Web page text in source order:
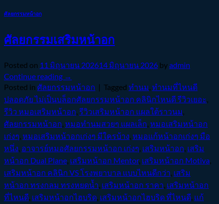
ศัลยกรรมหน้าอก
ศัลยกรรมเสริมหน้าอก
Posted on 11 มิถุนายน 202614 มิถุนายน 2026 byadmin
Continue reading →
Posted in ศัลยกรรมหน้าอก | Tagged ทำนม, ทำนมที่ไหนดี
ปลอดภัย ไม่เป็นบล็อกศัลยกรรมหน้าอก คลินิกไหนดี รีวิวเยอะ,
รีวิว หมอเสริมหน้าอก, รีวิวเสริมหน้าอก แผลใต้ราวนม,
ศัลยกรรมหน้าอก, หมอทำนมสวยๆ แผลเล็ก, หมอเสริมหน้าอก
เก่งๆ, หมอเสริมหน้าอกเก่งๆ มีใครบ้าง, หมอแก้หน้าอกเก่งๆ มือ
หนึ่ง, อาจารย์หมอศัลยกรรมหน้าอก เก่งๆ, เสริมหน้าอก, เสริม
หน้าอก Dual Plane, เสริมหน้าอก Mentor, เสริมหน้าอก Motiva,
เสริมหน้าอก คลินิก VS โรงพยาบาล แบบไหนดีกว่า, เสริม
หน้าอก ทรงกลม ทรงหยดน้ำ, เสริมหน้าอก ราคา, เสริมหน้าอก
ที่ไหนดี, เสริมหน้าอกไฮบริด, เสริมหน้าอกไฮบริด ที่ไหนดี, แก้